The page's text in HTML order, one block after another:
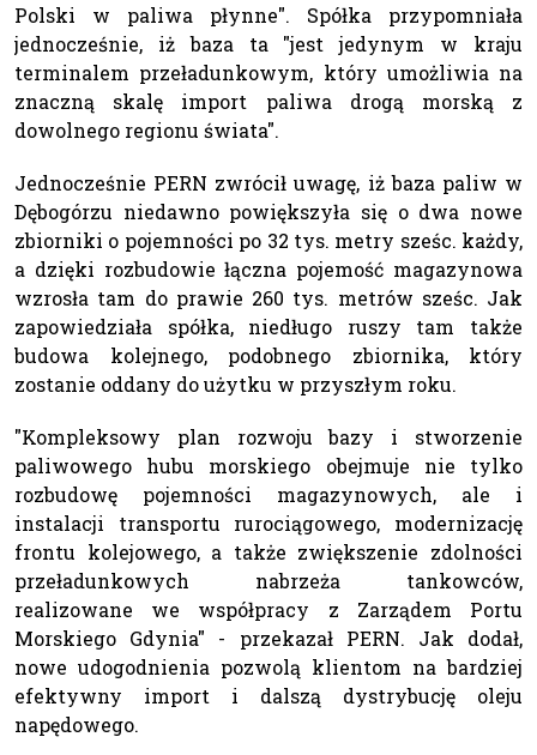
Polski w paliwa płynne". Spółka przypomniała
jednocześnie, iż baza ta "jest jedynym w kraju
terminalem przeładunkowym, który umożliwia na
znaczną skalę import paliwa drogą morską z
dowolnego regionu świata".
Jednocześnie PERN zwrócił uwagę, iż baza paliw w
Dębogórzu niedawno powiększyła się o dwa nowe
zbiorniki o pojemności po 32 tys. metry sześc. każdy,
a dzięki rozbudowie łączna pojemość magazynowa
wzrosła tam do prawie 260 tys. metrów sześc. Jak
zapowiedziała spółka, niedługo ruszy tam także
budowa kolejnego, podobnego zbiornika, który
zostanie oddany do użytku w przyszłym roku.
"Kompleksowy plan rozwoju bazy i stworzenie
paliwowego hubu morskiego obejmuje nie tylko
rozbudowę pojemności magazynowych, ale i
instalacji transportu rurociągowego, modernizację
frontu kolejowego, a także zwiększenie zdolności
przeładunkowych nabrzeża tankowców,
realizowane we współpracy z Zarządem Portu
Morskiego Gdynia" - przekazał PERN. Jak dodał,
nowe udogodnienia pozwolą klientom na bardziej
efektywny import i dalszą dystrybucję oleju
napędowego.